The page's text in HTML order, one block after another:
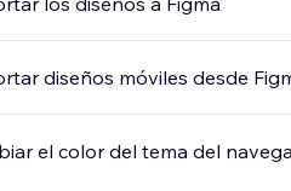
diseños móviles desde
el color del tema del